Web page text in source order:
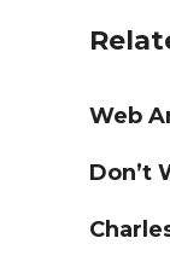
Web
Don’t